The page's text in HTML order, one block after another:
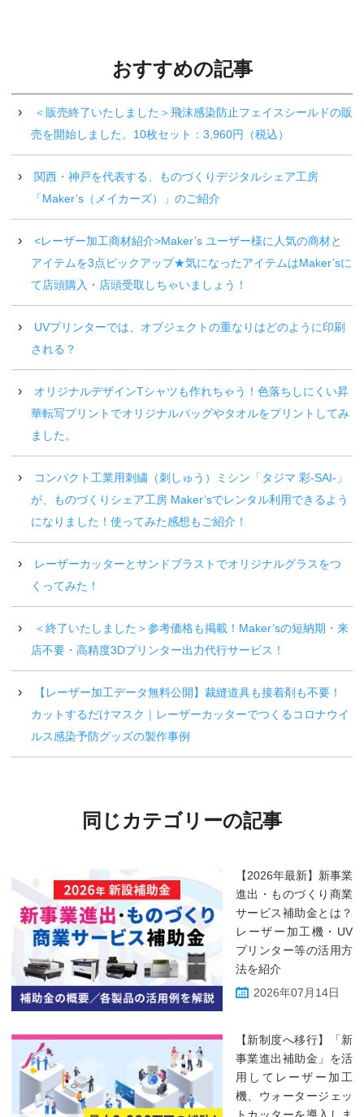
おすすめの記事
＜販売終了いたしました＞飛沫感染防止フェイスシールドの販
売を開始しました。10枚セット：3,960円（税込）
関西・神戸を代表する、ものづくりデジタルシェア工房
「Maker’s（メイカーズ）」のご紹介
<レーザー加工商材紹介>Maker’s ユーザー様に人気の商材と
アイテムを3点ピックアップ★気になったアイテムはMaker’sに
て店頭購入・店頭受取しちゃいましょう！
UVプリンターでは、オブジェクトの重なりはどのように印刷
される？
オリジナルデザインTシャツも作れちゃう！色落ちしにくい昇
華転写プリントでオリジナルバッグやタオルをプリントしてみ
ました。
コンパクト工業用刺繍（刺しゅう）ミシン「タジマ 彩-SAI-」
が、ものづくりシェア工房 Maker’sでレンタル利用できるよう
になりました！使ってみた感想もご紹介！
レーザーカッターとサンドブラストでオリジナルグラスをつ
くってみた！
＜終了いたしました＞参考価格も掲載！Maker’sの短納期・来
店不要・高精度3Dプリンター出力代行サービス！
【レーザー加工データ無料公開】裁縫道具も接着剤も不要！
カットするだけマスク｜レーザーカッターでつくるコロナウイ
ルス感染予防グッズの製作事例
同じカテゴリーの記事
【2026年最新】新事業
進出・ものづくり商業
サービス補助金とは？
レーザー加工機・UV
プリンター等の活用方
法を紹介
2026年07月14日
【新制度へ移行】「新
事業進出補助金」を活
用してレーザー加工
機、ウォータージェッ